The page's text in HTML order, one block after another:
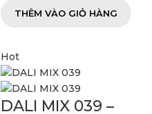
THÊM VÀO GIỎ HÀNG
Hot
DALI MIX 039 –